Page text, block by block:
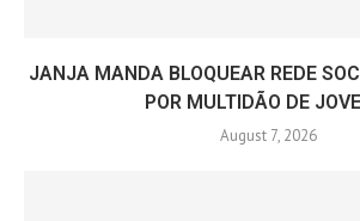
JANJA MANDA BLOQUEAR REDE
POR MULTIDÃO DE
August 7, 2026